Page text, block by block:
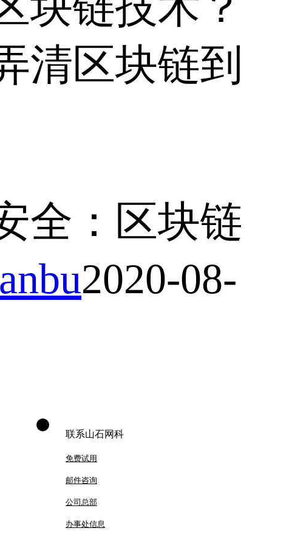
清区块链到
全：区块链
2020-08-
联系山石网科
免费试用
邮件咨询
公司总部
办事处信息